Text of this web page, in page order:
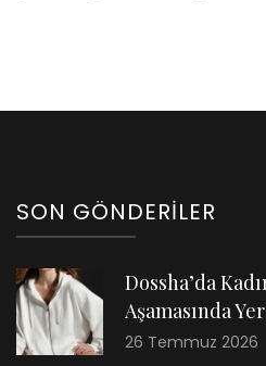
SON GÖNDERILER
Dossha’da
Aşamasında
26 Temmuz 2026